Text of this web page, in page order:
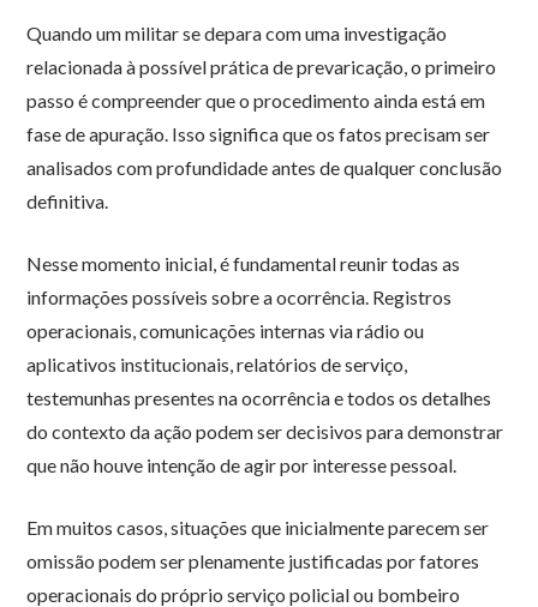
Quando um militar se depara com uma investigação
relacionada à possível prática de prevaricação, o primeiro
passo é compreender que o procedimento ainda está em
fase de apuração. Isso significa que os fatos precisam ser
analisados com profundidade antes de qualquer conclusão
definitiva.
Nesse momento inicial, é fundamental reunir todas as
informações possíveis sobre a ocorrência. Registros
operacionais, comunicações internas via rádio ou
aplicativos institucionais, relatórios de serviço,
testemunhas presentes na ocorrência e todos os detalhes
do contexto da ação podem ser decisivos para demonstrar
que não houve intenção de agir por interesse pessoal.
Em muitos casos, situações que inicialmente parecem ser
omissão podem ser plenamente justificadas por fatores
operacionais do próprio serviço policial ou bombeiro